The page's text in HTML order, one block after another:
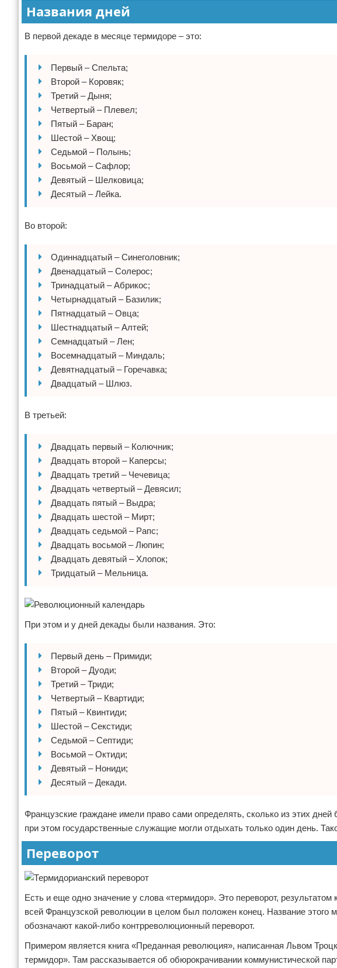
Названия дней
В первой декаде в месяце термидоре – это:
Первый – Спельта;
Второй – Коровяк;
Третий – Дыня;
Четвертый – Плевел;
Пятый – Баран;
Шестой – Хвощ;
Седьмой – Полынь;
Восьмой – Сафлор;
Девятый – Шелковица;
Десятый – Лейка.
Во второй:
Одиннадцатый – Синеголовник;
Двенадцатый – Солерос;
Тринадцатый – Абрикос;
Четырнадцатый – Базилик;
Пятнадцатый – Овца;
Шестнадцатый – Алтей;
Семнадцатый – Лен;
Восемнадцатый – Миндаль;
Девятнадцатый – Горечавка;
Двадцатый – Шлюз.
В третьей:
Двадцать первый – Колючник;
Двадцать второй – Каперсы;
Двадцать третий – Чечевица;
Двадцать четвертый – Девясил;
Двадцать пятый – Выдра;
Двадцать шестой – Мирт;
Двадцать седьмой – Рапс;
Двадцать восьмой – Люпин;
Двадцать девятый – Хлопок;
Тридцатый – Мельница.
При этом и у дней декады были названия. Это:
Первый день – Примиди;
Второй – Дуоди;
Третий – Триди;
Четвертый – Квартиди;
Пятый – Квинтиди;
Шестой – Секстиди;
Седьмой – Септиди;
Восьмой – Октиди;
Девятый – Нониди;
Десятый – Декади.
Французские граждане имели право сами определять, сколько из этих
при этом государственные служащие могли отдыхать только один день.
Переворот
Есть и еще одно значение у слова «термидор». Это переворот,
всей Французской революции в целом был положен конец. Название
обозначают какой-либо контрреволюционный переворот.
Примером является книга «Преданная революция», написанная Львом
термидор». Там рассказывается об обюрокрачивании коммунистической